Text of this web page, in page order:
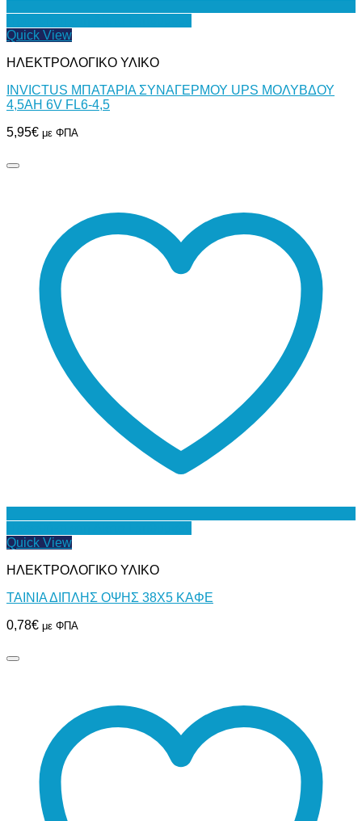
Quick View
ΗΛΕΚΤΡΟΛΟΓΙΚΟ ΥΛΙΚΟ
INVICTUS ΜΠΑΤΑΡΙΑ ΣΥΝΑΓΕΡΜΟΥ UPS ΜΟΛΥΒΔΟΥ
4,5AH 6V FL6-4,5
5,95€ με ΦΠΑ
Quick View
ΗΛΕΚΤΡΟΛΟΓΙΚΟ ΥΛΙΚΟ
ΤΑΙΝΙΑ ΔΙΠΛΗΣ ΟΨΗΣ 38Χ5 ΚΑΦΕ
0,78€ με ΦΠΑ